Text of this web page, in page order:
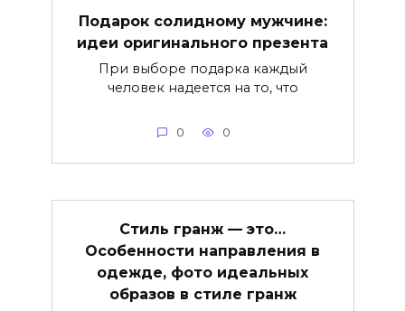
Подарок солидному мужчине:
идеи оригинального презента
При выборе подарка каждый
человек надеется на то, что
0 0
Стиль гранж — это…
Особенности направления в
одежде, фото идеальных
образов в стиле гранж